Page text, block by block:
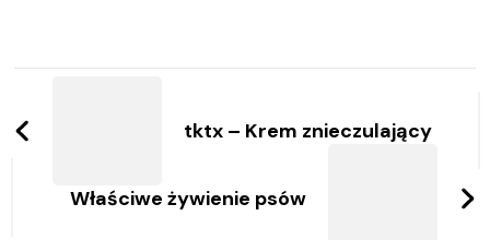
wpisy
tktx – Krem znieczulający
Właściwe żywienie psów